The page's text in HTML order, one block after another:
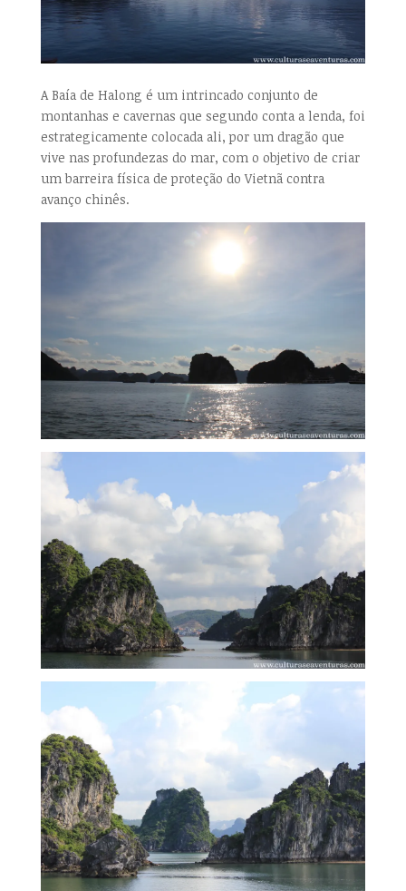
A Baía de Halong é um intrincado conjunto de
montanhas e cavernas que segundo conta a lenda, foi
estrategicamente colocada ali, por um dragão que
vive nas profundezas do mar, com o objetivo de criar
um barreira física de proteção do Vietnã contra
avanço chinês.